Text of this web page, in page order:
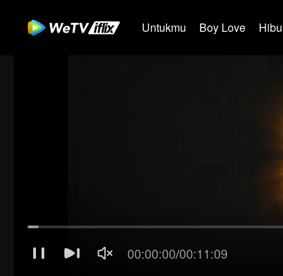
Untukmu Boy Love